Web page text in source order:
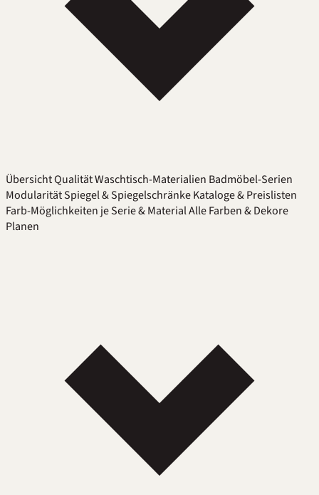
ÜbersichtQualitätWaschtisch-Materialien Badmöbel-Serien
ModularitätSpiegel & SpiegelschränkeKataloge & Preislisten
Farb-Möglichkeiten je Serie & MaterialAlle Farben & Dekore
Planen